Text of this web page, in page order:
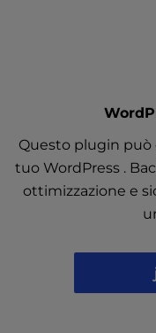
Questo plugin può
tuo WordPress .
ottimizzazione e